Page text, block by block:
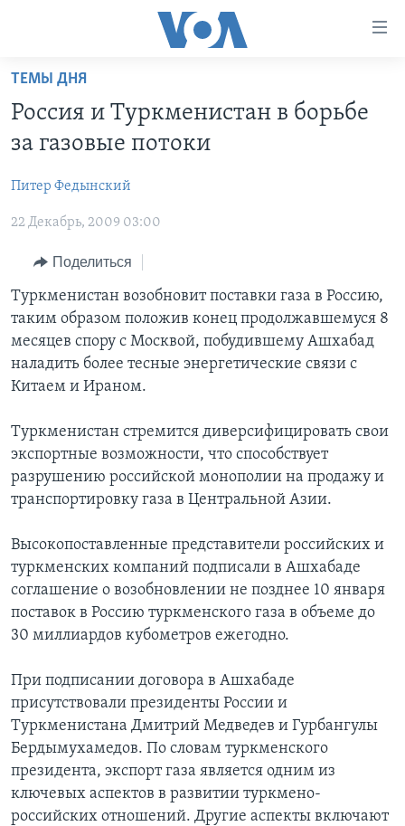
Перейти
основной
контент
навигации
Перейти
поиск
НОВОСТИ ЗА МИНУТУ
ИТОГИ
ПОЧЕМУ ЭТО ВАЖНО?
ДИСКУССИЯ VOA
ДЕТАЛИ
НЬЮ-ЙОРК NEW YORK
АМЕРИКА. БОЛЬШОЕ ПУТЕШЕСТВИЕ
УЧИМ АНГЛИЙСКИЙ
НАША АМЕРИКАНСКАЯ ИСТОРИЯ
А КАК В АМЕРИКЕ?
АРТЕФАКТЫ
АМЕРИКАНСКИЕ ГОРОДКИ
ТЕСТЫ
ЭКСПЕРТИЗА
ИНТЕРВЬЮ
ФАКТЫ ПРОТИВ ФЕЙКОВ
ЗА СВОБОДУ ПРЕССЫ
УЧИМ АНГЛИЙСКИЙ
ВИДЕО
ПОДПИСКА НА НОВОСТИ
Learning English
СОЦИАЛЬНЫЕ СЕТИ
Языки
ТЕМЫ ДНЯ
Россия и Туркменистан в борьбе
за газовые потоки
Питер Федынский
22 Декабрь, 2009 03:00
Поделиться
Туркменистан возобновит поставки газа в Россию,
таким образом положив конец продолжавшемуся 8
месяцев спору с Москвой, побудившему Ашхабад
наладить более тесные энергетические связи с
Китаем и Ираном.
Туркменистан стремится диверсифицировать свои
экспортные возможности, что способствует
разрушению российской монополии на продажу и
транспортировку газа в Центральной Азии.
Высокопоставленные представители российских и
туркменских компаний подписали в Ашхабаде
соглашение о возобновлении не позднее 10 января
поставок в Россию туркменского газа в объеме до
30 миллиардов кубометров ежегодно.
При подписании договора в Ашхабаде
присутствовали президенты России и
Туркменистана Дмитрий Медведев и Гурбангулы
Бердымухамедов. По словам туркменского
президента, экспорт газа является одним из
ключевых аспектов в развитии туркмено-
российских отношений. Другие аспекты включают